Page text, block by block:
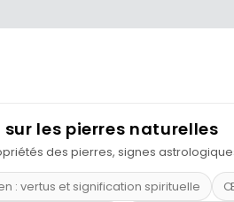
les pierres naturelles
des pierres, signes
: vertus et signification spirituelle